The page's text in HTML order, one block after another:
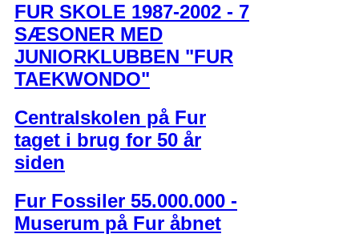
FUR SKOLE 1987-2002 - 7
SÆSONER MED
JUNIORKLUBBEN "FUR
TAEKWONDO"
Centralskolen på Fur
taget i brug for 50 år
siden
Fur Fossiler 55.000.000 -
Muserum på Fur åbnet